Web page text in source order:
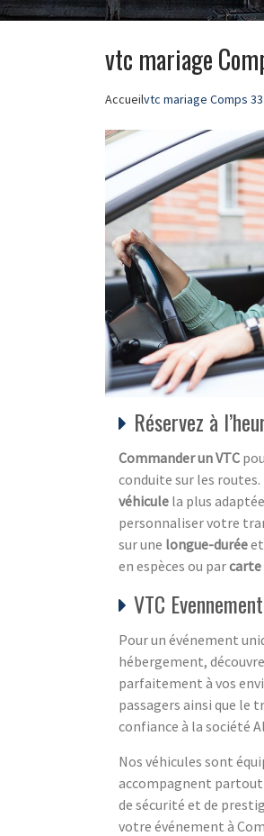
vtc mariage
Accueilvtc mariage Comps 33
Réservez à
Commander un VTC
conduite sur les routes.
véhicule la plus
personnaliser votre
sur une longue-durée
en espèces ou parcarte
VTC
Pour un événement
hébergement,
parfaitement à vos
passagers ainsi que le
confiance à la société
Nos véhicules sont
accompagnent partout
de sécurité et de
votre événement à